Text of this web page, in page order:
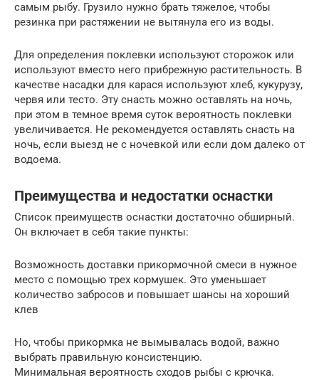
самым рыбу. Грузило нужно брать тяжелое, чтобы
резинка при растяжении не вытянула его из воды.
Для определения поклевки используют сторожок или
используют вместо него прибрежную растительность. В
качестве насадки для карася используют хлеб, кукурузу,
червя или тесто. Эту снасть можно оставлять на ночь,
при этом в темное время суток вероятность поклевки
увеличивается. Не рекомендуется оставлять снасть на
ночь, если выезд не с ночевкой или если дом далеко от
водоема.
Преимущества и недостатки оснастки
Список преимуществ оснастки достаточно обширный.
Он включает в себя такие пункты:
Возможность доставки прикормочной смеси в нужное
место с помощью трех кормушек. Это уменьшает
количество забросов и повышает шансы на хороший
клев
Но, чтобы прикормка не вымывалась водой, важно
выбрать правильную консистенцию.
Минимальная вероятность сходов рыбы с крючка.